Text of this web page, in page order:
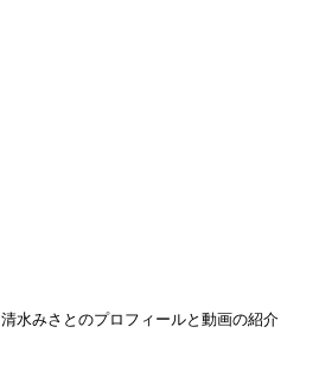
清水みさとのプロフィールと動画の紹介